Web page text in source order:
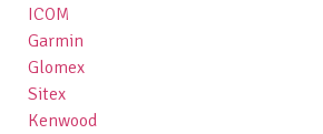
ICOM
Garmin
Glomex
Sitex
Kenwood